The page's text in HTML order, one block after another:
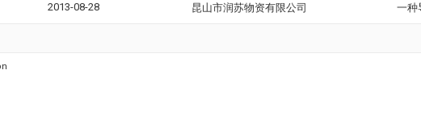
2013-08-28 昆山市润苏物资有限公司 一种